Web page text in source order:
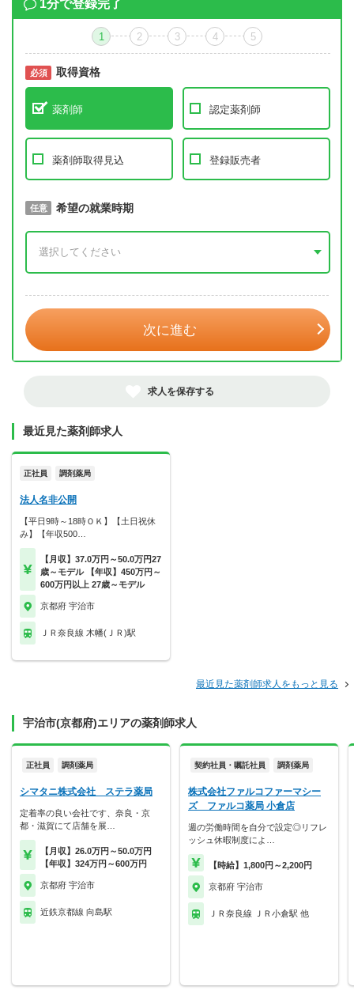
1分で登録完了
1 2 3 4 5
必須 取得資格
薬剤師 認定薬剤師
薬剤師取得見込 登録販売者
必須 取得予定年
任意 希望の就業時期
次に進む
求人を保存する
最近見た薬剤師求人
正社員 調剤薬局
法人名非公開
【平日9時～18時ＯＫ】【土日祝休
み】【年収500…
【月収】37.0万円～50.0万円27
歳～モデル 【年収】450万円～
600万円以上 27歳～モデル
京都府 宇治市
ＪＲ奈良線 木幡(ＪＲ)駅
最近見た薬剤師求人をもっと見る
宇治市(京都府)エリアの薬剤師求人
正社員 調剤薬局
シマタニ株式会社 ステラ薬局
定着率の良い会社です、奈良・京
都・滋賀にて店舗を展…
【月収】26.0万円～50.0万円
【年収】324万円～600万円
京都府 宇治市
近鉄京都線 向島駅
契約社員・嘱託社員 調剤薬局
株式会社ファルコファーマシー
ズ ファルコ薬局 小倉店
週の労働時間を自分で設定◎リフレ
ッシュ休暇制度によ…
【時給】1,800円～2,200円
京都府 宇治市
ＪＲ奈良線 ＪＲ小倉駅 他